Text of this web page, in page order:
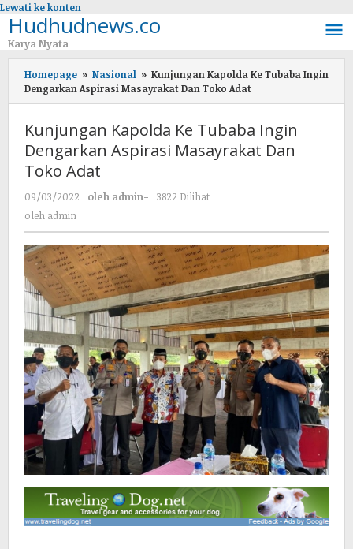
Lewati ke konten
Hudhudnews.co
Karya Nyata
Homepage » Nasional » Kunjungan Kapolda Ke Tubaba Ingin
Dengarkan Aspirasi Masayrakat Dan Toko Adat
Kunjungan Kapolda Ke Tubaba Ingin
Dengarkan Aspirasi Masayrakat Dan
Toko Adat
09/03/2022 oleh admin-
3822 Dilihat
oleh admin